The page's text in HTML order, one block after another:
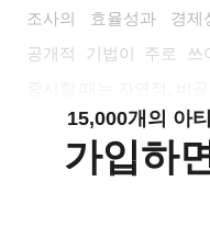
조사의 효율성과 경
공개적 기법이 주로 쓰
15,000개의 아
가입하